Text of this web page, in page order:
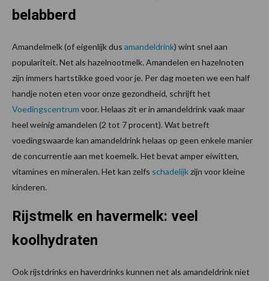
belabberd
Amandelmelk (of eigenlijk dus amandeldrink) wint snel aan
populariteit. Net als hazelnootmelk. Amandelen en hazelnoten
zijn immers hartstikke goed voor je. Per dag moeten we een half
handje noten eten voor onze gezondheid, schrijft het
Voedingscentrum voor. Helaas zit er in amandeldrink vaak maar
heel weinig amandelen (2 tot 7 procent). Wat betreft
voedingswaarde kan amandeldrink helaas op geen enkele manier
de concurrentie aan met koemelk. Het bevat amper eiwitten,
vitamines en mineralen. Het kan zelfs schadelijkzijn voor kleine
kinderen.
Rijstmelk en havermelk: veel
koolhydraten
Ook rijstdrinks en haverdrinks kunnen net als amandeldrink niet